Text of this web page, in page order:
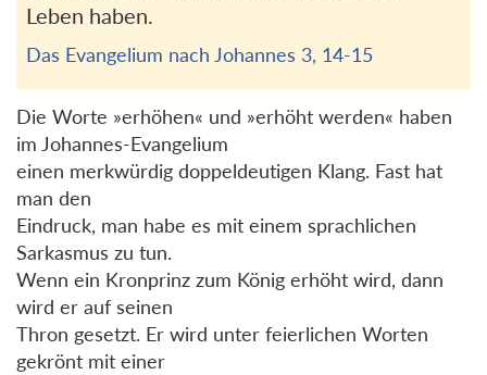
Leben haben.
Das Evangelium nach Johannes 3, 14-15
Die Worte »erhöhen« und »erhöht werden« haben
im Johannes-Evangelium
einen merkwürdig doppeldeutigen Klang. Fast hat
man den
Eindruck, man habe es mit einem sprachlichen
Sarkasmus zu tun.
Wenn ein Kronprinz zum König erhöht wird, dann
wird er auf seinen
Thron gesetzt. Er wird unter feierlichen Worten
gekrönt mit einer